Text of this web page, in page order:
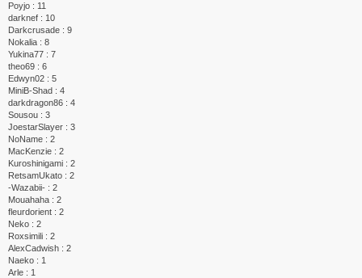
Poyjo : 11
darknef : 10
Darkcrusade : 9
Nokalia : 8
Yukina77 : 7
theo69 : 6
Edwyn02 : 5
MiniB-Shad : 4
darkdragon86 : 4
Sousou : 3
JoestarSlayer : 3
NoName : 2
MacKenzie : 2
Kuroshinigami : 2
RetsamUkato : 2
-Wazabii- : 2
Mouahaha : 2
fleurdorient : 2
Neko : 2
Roxsimili : 2
AlexCadwish : 2
Naeko : 1
Arle : 1